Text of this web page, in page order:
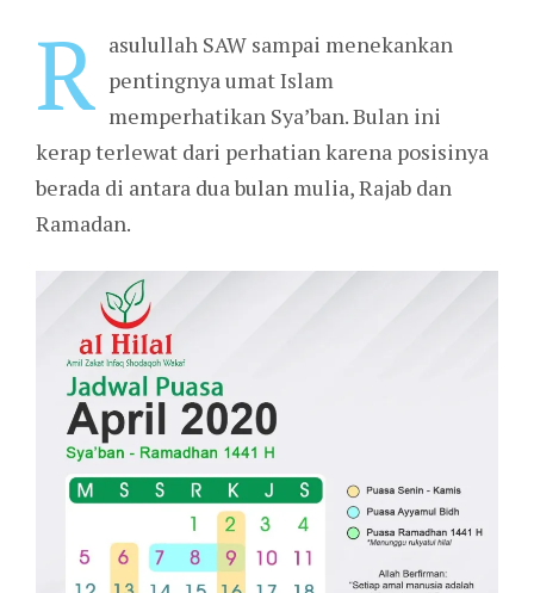
R asulullah SAW sampai menekankan
pentingnya umat Islam
memperhatikan Sya’ban. Bulan ini
kerap terlewat dari perhatian karena posisinya
berada di antara dua bulan mulia, Rajab dan
Ramadan.